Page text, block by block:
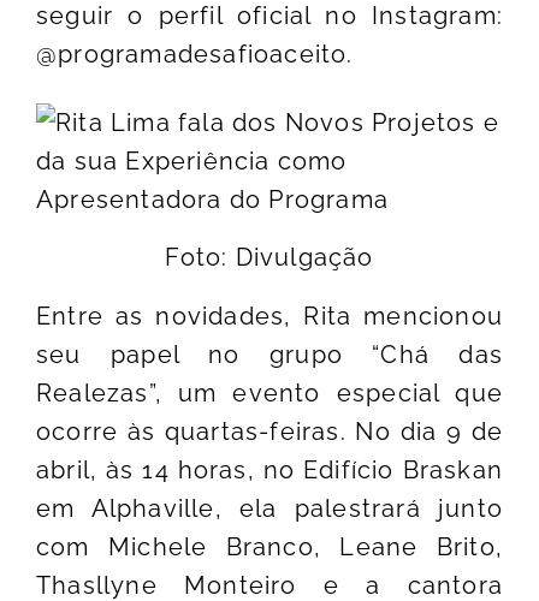
seguir o perfil oficial no Instagram:
@programadesafioaceito.
Foto: Divulgação
Entre as novidades, Rita mencionou
seu papel no grupo “Chá das
Realezas”, um evento especial que
ocorre às quartas-feiras. No dia 9 de
abril, às 14 horas, no Edifício Braskan
em Alphaville, ela palestrará junto
com Michele Branco, Leane Brito,
Thasllyne Monteiro e a cantora